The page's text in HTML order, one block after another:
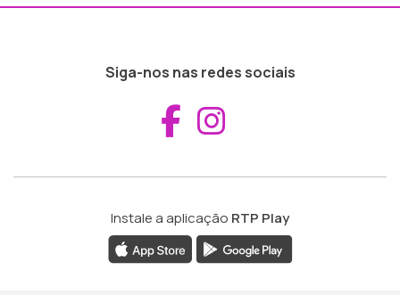
Siga-nos nas redes sociais
Aceder ao
Instale a aplicação RTP Play